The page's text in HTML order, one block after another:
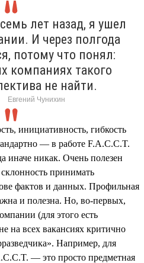
лет назад, я ушел
И через полгода
потому что понял:
компаниях такого
не найти.
Евгений Чунихин
инициативность, гибкость
— в работе F.A.C.C.T.
иначе никак. Очень полезен
принимать
фактов и данных. Профильная
и полезна. Но, во-первых,
(для этого есть
на всех вакансиях критично
Например, для
— это просто предметная